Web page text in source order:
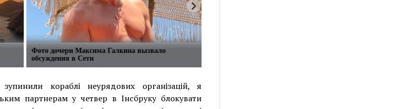
Фото дочери Максима Галкина вызвало
обсуждения в Сети
кораблі неурядових організацій, я
партнерам у четвер в Інсбруку блокувати